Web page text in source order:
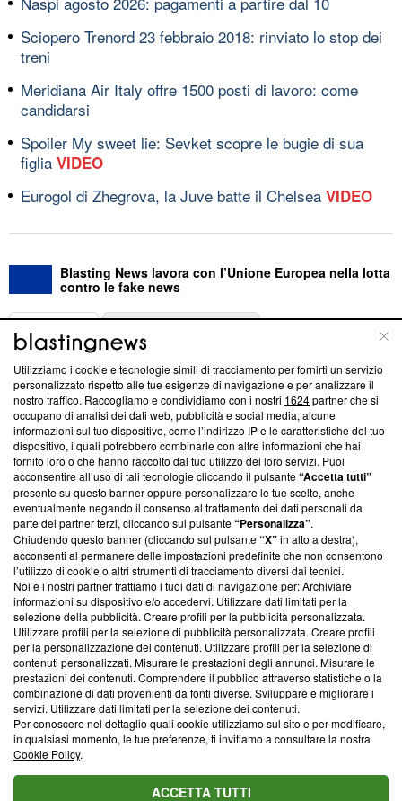
Sciopero Trenord 23 febbraio 2018: rinviato lo stop dei
treni
Meridiana Air Italy offre 1500 posti di lavoro: come
candidarsi
Spoiler My sweet lie: Sevket scopre le bugie di sua
figlia VIDEO
Eurogol di Zhegrova, la Juve batte il Chelsea VIDEO
Blasting News lavora con l’Unione Europea nella lotta
contro le fake news
ABOUT
Questa sezione offre informazioni trasparenti su Blasting
News, sui nostri processi editoriali e su come ci impegniamo a
creare news di qualità. Inoltre, afferma la nostra aderenza a
‘Trust Project - News with Integrity’Blasting News non è
ancora membro del programma, ma ha richiesto di farne
parte; Trust Project non ha ancora effettuato una verifica di
conformità agli standard.
Su di noi
Team editoriale
Corporate
Redazione
Informativa Privacy
Cookie Policy
Blasting SA, IDI CHE-247.845.224, Via Carlo Frasca, 3 - 6900
Lugano (Svizzera) Tel:+39 0690258937
© 2026 Blasting News
Utilizziamo i cookie e tecnologie simili di tracciamento per fornirti un servizio
personalizzato rispetto alle tue esigenze di navigazione e per analizzare il
nostro traffico. Raccogliamo e condividiamo con i nostri 1624partner che si
occupano di analisi dei dati web, pubblicità e social media, alcune
informazioni sul tuo dispositivo, come l’indirizzo IP e le caratteristiche del tuo
dispositivo, i quali potrebbero combinarle con altre informazioni che hai
fornito loro o che hanno raccolto dal tuo utilizzo dei loro servizi. Puoi
acconsentire all’uso di tali tecnologie cliccando il pulsante“Accetta tutti”
presente su questo banner oppure personalizzare le tue scelte, anche
eventualmente negando il consenso al trattamento dei dati personali da
parte dei partner terzi, cliccando sul pulsante“Personalizza”.
Chiudendo questo banner (cliccando sul pulsante“X”in alto a destra),
acconsenti al permanere delle impostazioni predefinite che non consentono
l’utilizzo di cookie o altri strumenti di tracciamento diversi dai tecnici.
Noi e i nostri partner trattiamo i tuoi dati di navigazione per: Archiviare
informazioni su dispositivo e/o accedervi. Utilizzare dati limitati per la
selezione della pubblicità. Creare profili per la pubblicità personalizzata.
Utilizzare profili per la selezione di pubblicità personalizzata. Creare profili
per la personalizzazione dei contenuti. Utilizzare profili per la selezione di
contenuti personalizzati. Misurare le prestazioni degli annunci. Misurare le
prestazioni dei contenuti. Comprendere il pubblico attraverso statistiche o la
combinazione di dati provenienti da fonti diverse. Sviluppare e migliorare i
servizi. Utilizzare dati limitati per la selezione dei contenuti.
Per conoscere nel dettaglio quali cookie utilizziamo sul sito e per modificare,
in qualsiasi momento, le tue preferenze, ti invitiamo a consultare la nostra
Cookie Policy.
ACCETTA TUTTI